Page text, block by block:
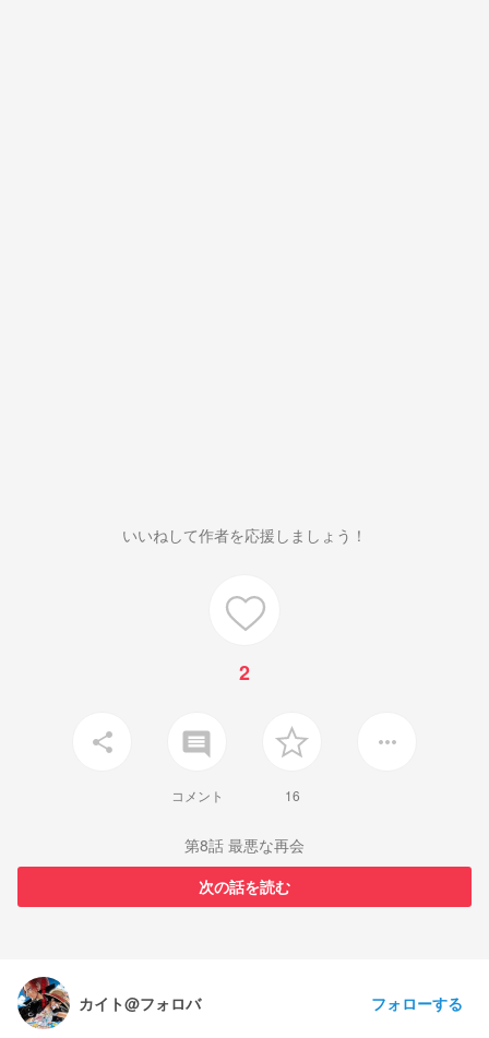
いいねして作者を応援しましょう！
2
share insert_comment
コメント 16
more_horiz
第8話 最悪な再会
次の話を読む
カイト@フォロバ フォローする